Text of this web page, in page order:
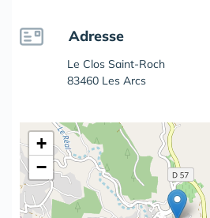
Adresse
Le Clos Saint-Roch
83460 Les Arcs
+
−